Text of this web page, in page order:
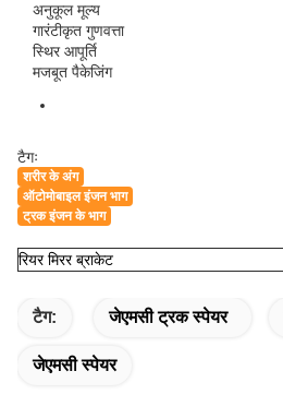
अनुकूल मूल्य
गारंटीकृत गुणवत्ता
स्थिर आपूर्ति
मजबूत पैकेजिंग
टैगः
शरीर के अंग
ऑटोमोबाइल इंजन भाग
ट्रक इंजन के भाग
रियर मिरर ब्राकेट
टैग: जेएमसी ट्रक स्पेयर
जेएमसी स्पेयर